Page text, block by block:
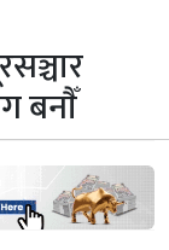
बनाैँ